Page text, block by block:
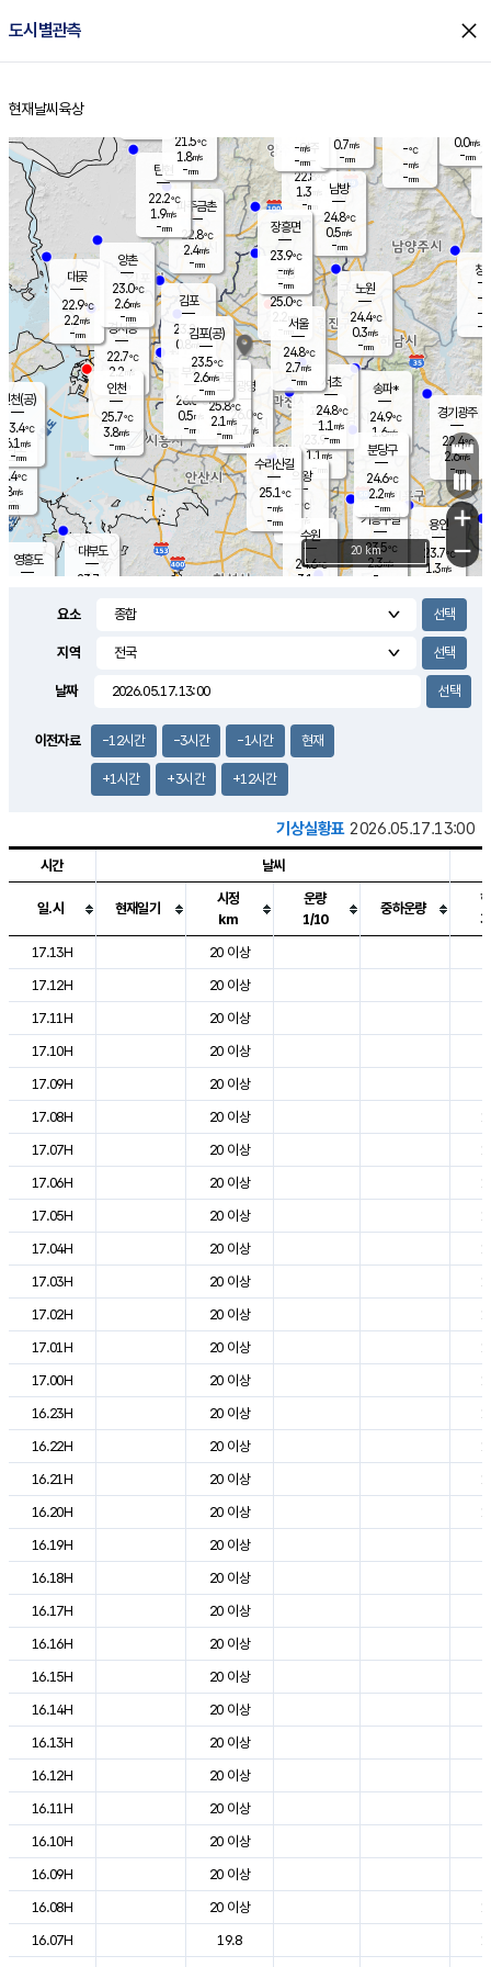
도시별관측 close
홈
현재날씨 육상
의도
℃
m/s
mm
영흥도
양주
22.8℃
1.3
-mm
과천
23.9℃
1.1m/s
- mm
용인
23.7℃
1.3m/s
경기광주
22.4℃
2.6m/s
-mm
1.8m/s
대부도
23.7
경서동
22.7℃
2.2 m/s
-mm
파주금촌
22.8℃
2.4m/s
-mm
-℃
-m/s
-mm
대곶
22.9℃
2.2m/s
-mm
창
-
-m/
-
탄현
22.2℃
1.9m/s
-mm
0.0m/s
-mm
의왕
- ℃
m/s
mm
김포
23.2℃
0.8 m/s
mm
광명
26.0
℃
1.7 m/s
-mm
부천
26.0℃
0.5m/s
-mm
양촌
23.0℃
2.6m/s
-mm
구로
25.8℃
2.1 m/s
-mm
은평
25.0℃
2.2 m/s
- mm
노원
24.4℃
0.3m/s
-mm
송파*
24.9℃
1.6m/s
-mm
서초
24.8℃
1.1 m/s
-mm
남방
24.8℃
0.5m/s
-mm
기흥구갈
23.5℃
2.3m/s
-
수리산길
25.1℃
-m/s
-mm
분당구
24.6℃
2.2m/s
-mm
장흥면
23.9℃
-m/s
-mm
-m/s
-mm
인천(공)
23.4℃
6.1 m/s
-mm
김포(공)
23.5℃
2.6m/s
-mm
수원
24.6℃
3.1 m/s
인천
25.7℃
3.8m/s
-mm
서울
24.8℃
2.7m/s
-mm
21.5℃
1.8m/s
-mm
0.7m/s
-mm
+
−
20 km
요소
지역
날짜
이전자료 -12시간 -3시간 -1시간 현재
+1시간 +3시간 +12시간
기상실황표 2026.05.17.13:00
도시별 기상실황표로 지점, 날씨, 기온, 강수, 바람, 기압등을 안내한 표입
시간 날씨
일.시 현재일기
시정
km
운량
1/10
중하운량
17.13H
20 이상
17.12H
20 이상
17.11H
20 이상
17.10H
20 이상
17.09H
20 이상
17.08H
20 이상
17.07H
20 이상
17.06H
20 이상
17.05H
20 이상
17.04H
20 이상
17.03H
20 이상
17.02H
20 이상
17.01H
20 이상
17.00H
20 이상
16.23H
20 이상
16.22H
20 이상
16.21H
20 이상
16.20H
20 이상
16.19H
20 이상
16.18H
20 이상
16.17H
20 이상
16.16H
20 이상
16.15H
20 이상
16.14H
20 이상
16.13H
20 이상
16.12H
20 이상
16.11H
20 이상
16.10H
20 이상
16.09H
20 이상
16.08H
20 이상
16.07H
19.8